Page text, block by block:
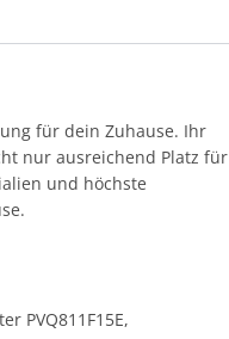
für dein Zuhause. Ihr
nur ausreichend Platz für
und höchste
PVQ811F15E,